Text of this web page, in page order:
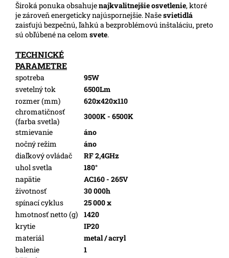
Široká ponuka obsahujenajkvalitnejšie osvetlenie, ktoré
je zároveň energeticky najúspornejšie. Našesvietidlá
zaisťujú bezpečnú, ľahkú a bezproblémovú inštaláciu, preto
sú obľúbené na celom svete.
TECHNICKÉ
PARAMETRE
spotreba
95W
svetelný tok
6500Lm
rozmer (mm)
620x420x110
chromatičnosť
(farba svetla)
3000K - 6500K
stmievanie
áno
nočný režim
áno
diaľkový ovládač
RF 2,4GHz
uhol svetla
180°
napätie
AC160 - 265V
životnosť
30 000h
spínací cyklus
25 000 x
hmotnosť netto (g)
1420
krytie
IP20
materiál
metal / acryl
balenie
1